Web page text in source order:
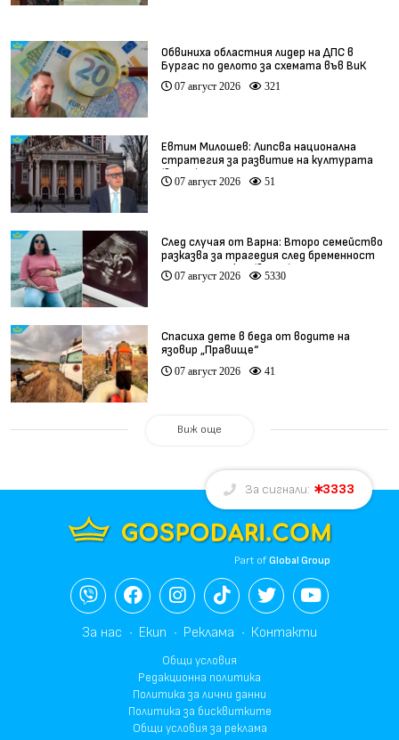
Обвиниха областния лидер на ДПС в
Бургас по делото за схемата във ВиК
07 август 2026 321
Евтим Милошев: Липсва национална
стратегия за развитие на културата
(видео)
07 август 2026 51
След случая от Варна: Второ семейство
разказва за трагедия след бременност
при същия лекар (видео)
07 август 2026 5330
Спасиха дете в беда от водите на
язовир „Правище“
07 август 2026 41
Виж още
За сигнали: 3333
Part ofGlobal Group
За нас Екип Реклама Контакти
Общи условия
Редакционна политика
Политика за лични данни
Политика за бисквитките
Общи условия за реклама